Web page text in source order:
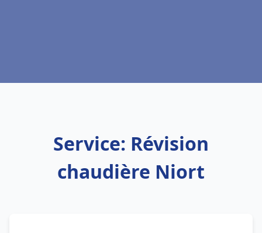
Service: Révision
chaudière Niort